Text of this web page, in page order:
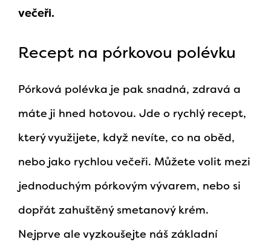
večeři.
Recept na pórkovou polévku
Pórková polévka je pak snadná, zdravá a
máte ji hned hotovou. Jde o rychlý recept,
který využijete, když nevíte, co na oběd,
nebo jako rychlou večeři. Můžete volit mezi
jednoduchým pórkovým vývarem, nebo si
dopřát zahuštěný smetanový krém.
Nejprve ale vyzkoušejte náš základní